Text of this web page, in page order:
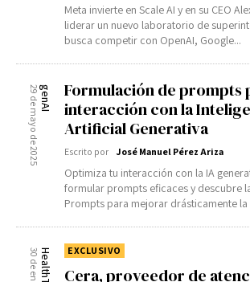
Meta invierte en Scale AI y en su CEO
liderar un nuevo laboratorio de
busca competir con OpenAI, Google...
genAI
29 de mayo de 2025
Formulación de prompts
interacción con la
Artificial Generativa
Escrito por José Manuel Pérez Ariza
Optimiza tu interacción con la IA
formular prompts eficaces y descubre
Prompts para mejorar drásticamente la
EXCLUSIVO
Cera, proveedor de